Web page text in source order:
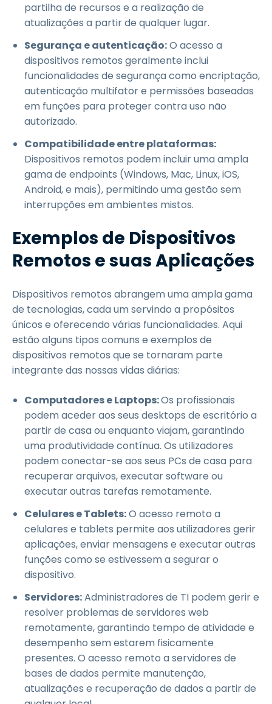
partilha de recursos e a realização de
atualizações a partir de qualquer lugar.
Segurança e autenticação:O acesso a
dispositivos remotos geralmente inclui
funcionalidades de segurança como encriptação,
autenticação multifator e permissões baseadas
em funções para proteger contra uso não
autorizado.
Compatibilidade entre plataformas:
Dispositivos remotos podem incluir uma ampla
gama de endpoints (Windows, Mac, Linux, iOS,
Android, e mais), permitindo uma gestão sem
interrupções em ambientes mistos.
Exemplos de Dispositivos
Remotos e suas Aplicações
Dispositivos remotos abrangem uma ampla gama
de tecnologias, cada um servindo a propósitos
únicos e oferecendo várias funcionalidades. Aqui
estão alguns tipos comuns e exemplos de
dispositivos remotos que se tornaram parte
integrante das nossas vidas diárias:
Computadores e Laptops:Os profissionais
podem aceder aos seus desktops de escritório a
partir de casa ou enquanto viajam, garantindo
uma produtividade contínua. Os utilizadores
podem conectar-se aos seus PCs de casa para
recuperar arquivos, executar software ou
executar outras tarefas remotamente.
Celulares e Tablets:O acesso remoto a
celulares e tablets permite aos utilizadores gerir
aplicações, enviar mensagens e executar outras
funções como se estivessem a segurar o
dispositivo.
Servidores:Administradores de TI podem gerir e
resolver problemas de servidores web
remotamente, garantindo tempo de atividade e
desempenho sem estarem fisicamente
presentes. O acesso remoto a servidores de
bases de dados permite manutenção,
atualizações e recuperação de dados a partir de